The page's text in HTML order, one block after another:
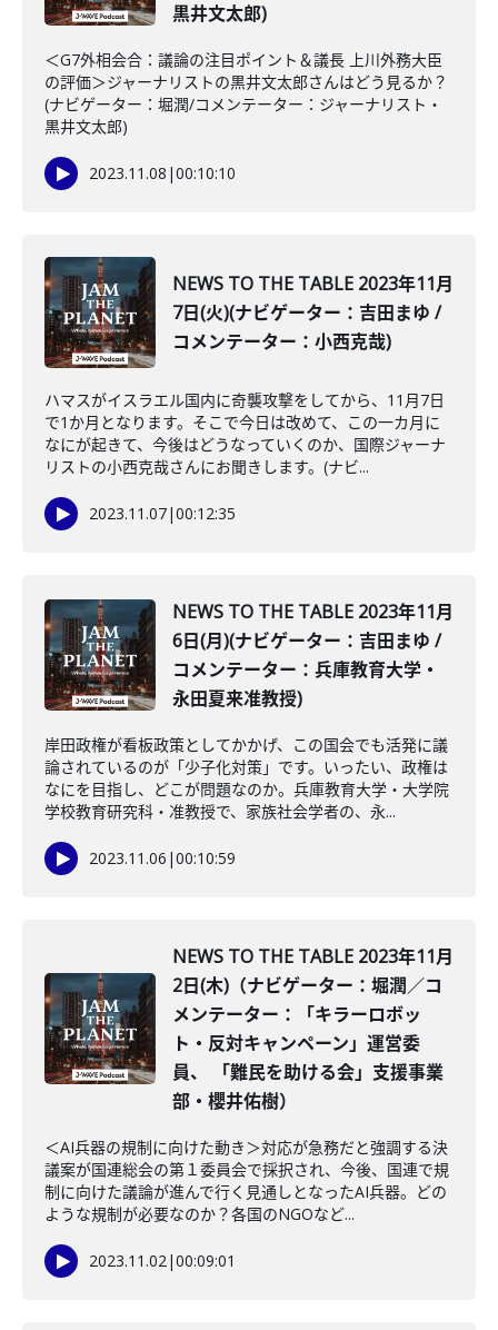
黒井文太郎)
＜G7外相会合：議論の注目ポイント＆議長 上川外務大臣
の評価＞ジャーナリストの黒井文太郎さんはどう見るか？
(ナビゲーター：堀潤/コメンテーター：ジャーナリスト・
黒井文太郎)
2023.11.08 |00:10:10
NEWS TO THE TABLE 2023年11月
7日(火)(ナビゲーター：吉田まゆ /
コメンテーター：小西克哉)
ハマスがイスラエル国内に奇襲攻撃をしてから、11月7日
で1か月となります。そこで今日は改めて、この一カ月に
なにが起きて、今後はどうなっていくのか、国際ジャーナ
リストの小西克哉さんにお聞きします。(ナビ...
2023.11.07|00:12:35
NEWS TO THE TABLE 2023年11月
6日(月)(ナビゲーター：吉田まゆ /
コメンテーター：兵庫教育大学・
永田夏来准教授)
岸田政権が看板政策としてかかげ、この国会でも活発に議
論されているのが「少子化対策」です。いったい、政権は
なにを目指し、どこが問題なのか。兵庫教育大学・大学院
学校教育研究科・准教授で、家族社会学者の、永...
2023.11.06 |00:10:59
NEWS TO THE TABLE 2023年11月
2日(木)（ナビゲーター：堀潤／コ
メンテーター：「キラーロボッ
ト・反対キャンペーン」運営委
員、 「難民を助ける会」支援事業
部・櫻井佑樹）
＜AI兵器の規制に向けた動き＞対応が急務だと強調する決
議案が国連総会の第１委員会で採択され、今後、国連で規
制に向けた議論が進んで行く見通しとなったAI兵器。どの
ような規制が必要なのか？各国のNGOなど...
2023.11.02|00:09:01